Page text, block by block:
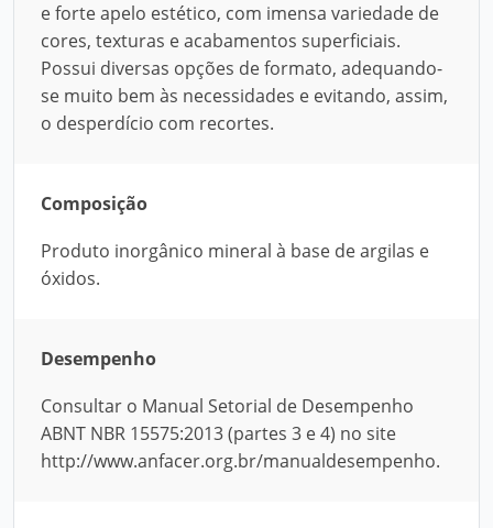
e forte apelo estético, com imensa variedade de
cores, texturas e acabamentos superficiais.
Possui diversas opções de formato, adequando-
se muito bem às necessidades e evitando, assim,
o desperdício com recortes.
Composição
Produto inorgânico mineral à base de argilas e
óxidos.
Desempenho
Consultar o Manual Setorial de Desempenho
ABNT NBR 15575:2013 (partes 3 e 4) no site
http://www.anfacer.org.br/manualdesempenho.